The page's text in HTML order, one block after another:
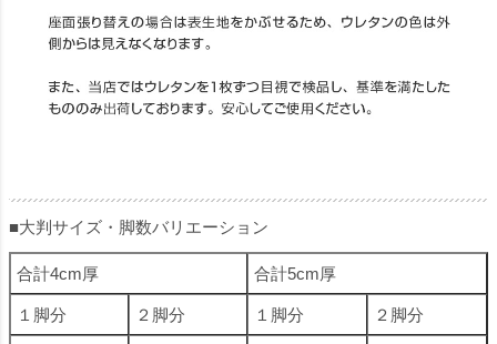
■大判サイズ・脚数バリエーション
合計4cm厚 合計5cm厚
１脚分 ２脚分 １脚分 ２脚分